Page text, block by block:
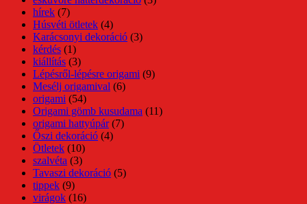
hírek (7)
Húsvéti ötletek (4)
Karácsonyi dekoráció (3)
kérdés (1)
kiállítás (3)
Lépésről-lépésre origami (9)
Mesélj origamival (6)
origami (54)
Origami gömb kusudama (11)
origami hattyúpár(7)
Őszi dekoráció (4)
Ötletek (10)
szalvéta (3)
Tavaszi dekoráció (5)
tippek (9)
virágok (16)